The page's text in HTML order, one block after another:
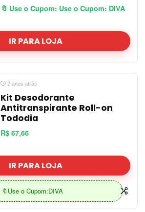
🔖 Use o Cupom: Use o Cupom: DIVA
IR PARA LOJA
2 anos atrás
Kit Desodorante
Antitranspirante Roll-on
Tododia
R$ 67,66
IR PARA LOJA
🔖Use o Cupom:DIVA